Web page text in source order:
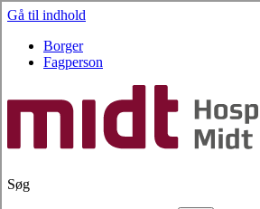
Gå til indhold
Borger
Fagperson
Søg